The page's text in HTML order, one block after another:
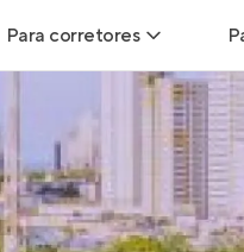
Para corretores
Leads para Corretores
Corretor+
Parcerias imobiliárias